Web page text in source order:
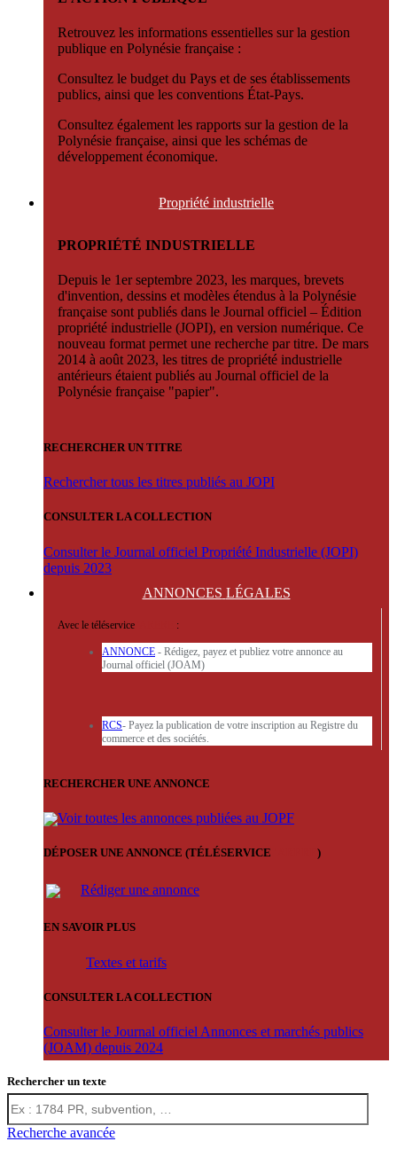
Retrouvez les informations essentielles sur la gestion
publique en Polynésie française :
Consultez le budget du Pays et de ses établissements
publics, ainsi que les conventions État-Pays.
Consultez également les rapports sur la gestion de la
Polynésie française, ainsi que les schémas de
développement économique.
Propriété industrielle
PROPRIÉTÉ INDUSTRIELLE
Depuis le 1er septembre 2023, les marques, brevets
d'invention, dessins et modèles étendus à la Polynésie
française sont publiés dans le Journal officiel – Édition
propriété industrielle (JOPI), en version numérique. Ce
nouveau format permet une recherche par titre. De mars
2014 à août 2023, les titres de propriété industrielle
antérieurs étaient publiés au Journal officiel de la
Polynésie française "papier".
RECHERCHER UN TITRE
Rechercher tous les titres publiés au JOPI
CONSULTER LA COLLECTION
Consulter le Journal officiel Propriété Industrielle (JOPI)
depuis 2023
ANNONCES LÉGALES
Avec le téléservice :
ANNONCE - Rédigez, payez et publiez votre annonce au
Journal officiel (JOAM)
RCS- Payez la publication de votre inscription au Registre du
commerce et des sociétés.
RECHERCHER UNE ANNONCE
Voir toutes les annonces publiées au JOPF
DÉPOSER UNE ANNONCE (TÉLÉSERVICE )
Rédiger une annonce
EN SAVOIR PLUS
Textes et tarifs
CONSULTER LA COLLECTION
Consulter le Journal officiel Annonces et marchés publics
(JOAM) depuis 2024
Rechercher un texte
Recherche avancée